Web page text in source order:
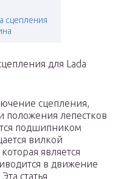
сцепления
для Lada
сцепления,
положения лепестков
подшипником
вилкой
является
в движение
статья